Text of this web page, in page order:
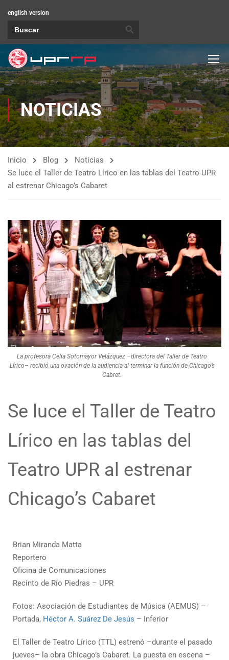
english version
NOTICIAS
Inicio Blog
Noticias
Se luce el Taller de Teatro Lírico en las tablas del Teatro UPR
al estrenar Chicago’s Cabaret
La profesora Celia Sotomayor Velázquez –directora del Taller de Teatro
Lírico– recibió una ovación de la audiencia al terminar la función de Chicago’s
Cabret.
Se luce el Taller de Teatro
Lírico en las tablas del
Teatro UPR al estrenar
Chicago’s Cabaret
Brian Miranda Matta
Reportero
Oficina de Comunicaciones
Recinto de Río Piedras – UPR
Fotos: Asociación de Estudiantes de Música (AEMUS) –
Portada, Héctor A. Suárez De Jesús – Inferior
El Taller de Teatro Lírico (TTL) estrenó –durante el pasado
jueves– la obra Chicago’s Cabaret. La puesta en escena –